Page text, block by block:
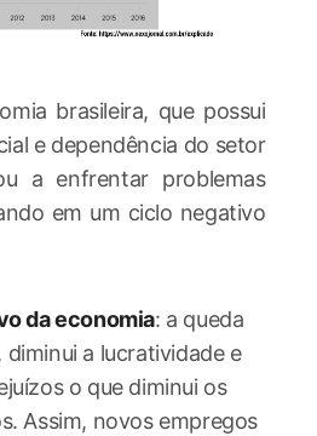
brasileira, que possui
e dependência do setor
a enfrentar problemas
em um ciclo negativo
da economia: a queda
a lucratividade e
o que diminui os
Assim, novos empregos